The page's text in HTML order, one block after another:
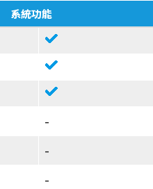
系統功能
-
-
-